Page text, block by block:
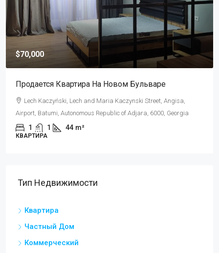
$70,000
Продается Квартира На Новом Бульваре
Lech Kaczyński, Lech and Maria Kaczynski Street, Angisa,
Airport, Batumi, Autonomous Republic of Adjara, 6000, Georgia
1 1 44 m²
КВАРТИРА
Тип Недвижимости
Квартира
Частный Дом
Коммерческий